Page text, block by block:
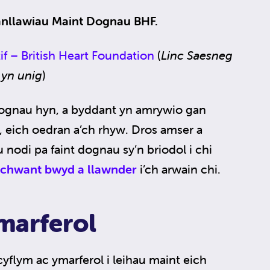
Maint Dognau BHF.
– British Heart Foundation (Linc Saesneg
yn unig)
hyn, a byddant yn amrywio gan
oedran a’ch rhyw. Dros amser a
pa faint dognau sy’n briodol i chi
bwyd a llawnder i’ch arwain chi.
ac ymarferol i leihau maint eich